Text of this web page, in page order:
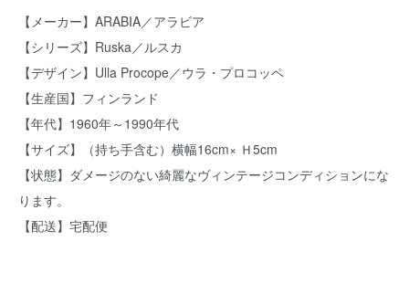
【メーカー】ARABIA／アラビア
【シリーズ】Ruska／ルスカ
【デザイン】Ulla Procope／ウラ・プロコッペ
【生産国】フィンランド
【年代】1960年～1990年代
【サイズ】（持ち手含む）横幅16cm× Ｈ5cm
【状態】ダメージのない綺麗なヴィンテージコンディションにな
ります。
【配送】宅配便